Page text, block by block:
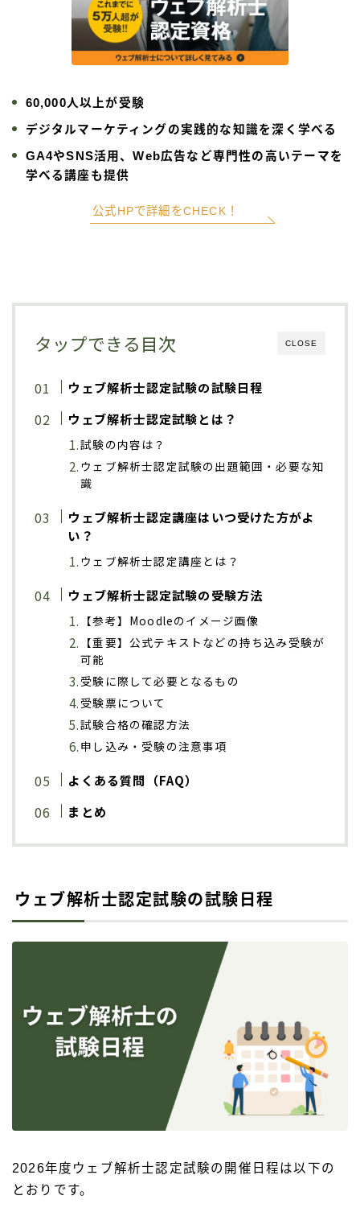
60,000人以上が受験
デジタルマーケティングの実践的な知識を深く学べる
GA4やSNS活用、Web広告など専門性の高いテーマを
学べる講座も提供
公式HPで詳細をCHECK！
CLOSE
タップできる目次
ウェブ解析士認定試験の試験日程
ウェブ解析士認定試験とは？
試験の内容は？
ウェブ解析士認定試験の出題範囲・必要な知
識
ウェブ解析士認定講座はいつ受けた方がよ
い？
ウェブ解析士認定講座とは？
ウェブ解析士認定試験の受験方法
【参考】Moodleのイメージ画像
【重要】公式テキストなどの持ち込み受験が
可能
受験に際して必要となるもの
受験票について
試験合格の確認方法
申し込み・受験の注意事項
よくある質問（FAQ）
まとめ
ウェブ解析士認定試験の試験日程
2026年度ウェブ解析士認定試験の開催日程は以下の
とおりです。